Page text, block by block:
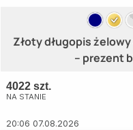
Złoty długopis
– prezent
4022 szt.
NA STANIE
20:06 07.08.2026